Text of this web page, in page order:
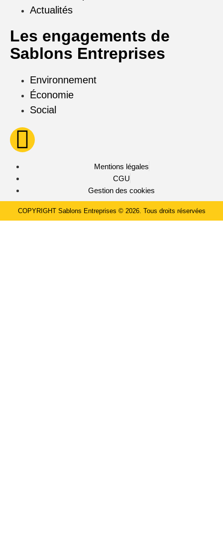
Les engagements de
Sablons Entreprises
Environnement
Économie
Social
Actualités
Mentions légales
CGU
Gestion des cookies
COPYRIGHT Sablons Entreprises © 2026. Tous droits réservées